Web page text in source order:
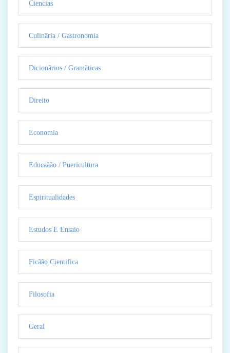
Ciencias
Culinãria / Gastronomia
Dicionãrios / Gramãticas
Direito
Economia
Educaãão / Puericultura
Espiritualidades
Estudos E Ensaio
Ficãão Cientifica
Filosofia
Geral